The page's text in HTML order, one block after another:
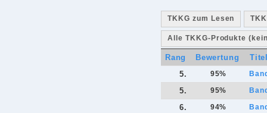
TKKG zum Lesen
Alle TKKG-Produkte
Rang Bewertung
5.
95%
5. 95%
6. 94%